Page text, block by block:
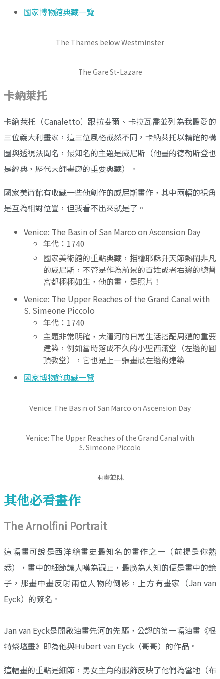
國家博物館典藏一覽
The Thames below Westminster
The Gare St-Lazare
卡納萊托
卡納萊托（Canaletto）跟拉斐爾、卡拉瓦喬並列為我最愛的
三位義大利畫家，這三位風格截然不同，卡納萊托以精確的構
圖與透視法聞名，最知名的主題是威尼斯（他畫的德勒斯登也
是經典，歷代大師畫廊的重要典藏）。
國家美術館有收藏一些他創作的威尼斯畫作，其中兩幅的視角
是互為相對位置，但我看不出來就是了。
Venice: The Basin of San Marco on Ascension Day
年代：1740
國家美術館的重點典藏，描繪耶穌升天節熱鬧非凡
的威尼斯，不管是作為前景的百姓或者右邊的總督
宮都栩栩如生，他的畫，是照片！
Venice: The Upper Reaches of the Grand Canal with
S. Simeone Piccolo
年代：1740
主題非常明確，大運河的日常生活搭配周遭的重要
建築，例如當時落成不久的小聖西滿堂（左邊的圓
頂教堂），它也是上一張畫最左邊的建築
國家博物館典藏一覽
Venice: The Basin of San Marco on Ascension Day
Venice: The Upper Reaches of the Grand Canal with
S. Simeone Piccolo
兩畫並陳
其他必看畫作
The Arnolfini Portrait
這幅畫可說是西洋繪畫史最知名的畫作之一（前提是你熟
悉），畫中的細節讓人嘆為觀止，最廣為人知的便是畫中的鏡
子，那畫中畫反射兩位人物的倒影，上方有畫家（Jan van
Eyck）的簽名。
Jan van Eyck是開啟油畫先河的先驅，公認的第一幅油畫《根
特祭壇畫》即為他與Hubert van Eyck（哥哥）的作品。
這幅畫的重點是細節，男女主角的服飾反映了他們為當地（布